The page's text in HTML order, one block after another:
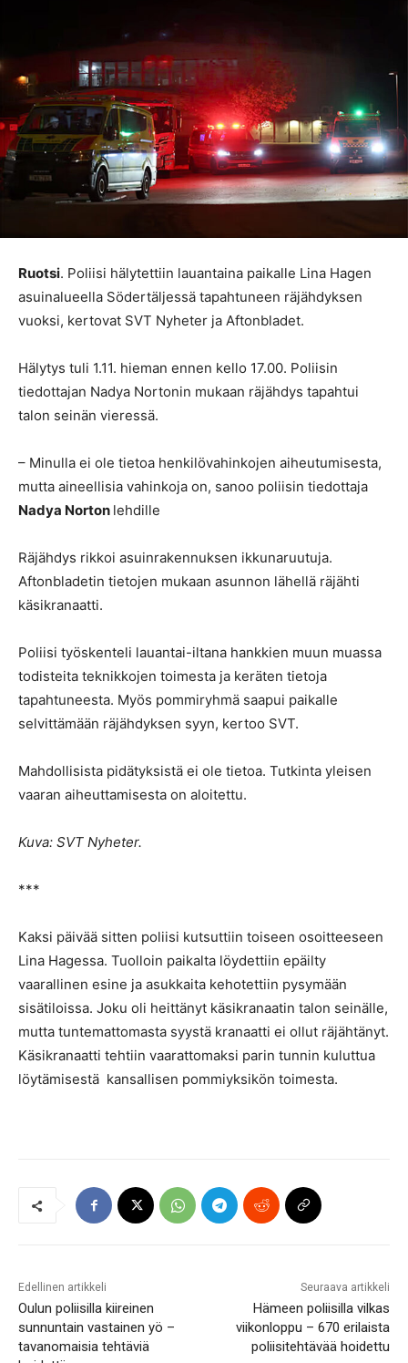
Ruotsi. Poliisi hälytettiin lauantaina paikalle Lina Hagen
asuinalueella Södertäljessä tapahtuneen räjähdyksen
vuoksi, kertovat SVT Nyheter ja Aftonbladet.
Hälytys tuli 1.11. hieman ennen kello 17.00. Poliisin
tiedottajan Nadya Nortonin mukaan räjähdys tapahtui
talon seinän vieressä.
– Minulla ei ole tietoa henkilövahinkojen aiheutumisesta,
mutta aineellisia vahinkoja on, sanoo poliisin tiedottaja
Nadya Norton lehdille
Räjähdys rikkoi asuinrakennuksen ikkunaruutuja.
Aftonbladetin tietojen mukaan asunnon lähellä räjähti
käsikranaatti.
Poliisi työskenteli lauantai-iltana hankkien muun muassa
todisteita teknikkojen toimesta ja keräten tietoja
tapahtuneesta. Myös pommiryhmä saapui paikalle
selvittämään räjähdyksen syyn, kertoo SVT.
Mahdollisista pidätyksistä ei ole tietoa. Tutkinta yleisen
vaaran aiheuttamisesta on aloitettu.
Kuva: SVT Nyheter.
***
Kaksi päivää sitten poliisi kutsuttiin toiseen osoitteeseen
Lina Hagessa. Tuolloin paikalta löydettiin epäilty
vaarallinen esine ja asukkaita kehotettiin pysymään
sisätiloissa. Joku oli heittänyt käsikranaatin talon seinälle,
mutta tuntemattomasta syystä kranaatti ei ollut räjähtänyt.
Käsikranaatti tehtiin vaarattomaksi parin tunnin kuluttua
löytämisestä kansallisen pommiyksikön toimesta.
Edellinen artikkeli
Oulun poliisilla kiireinen
sunnuntain vastainen yö –
tavanomaisia tehtäviä
Seuraava artikkeli
Hämeen poliisilla vilkas
viikonloppu – 670 erilaista
poliisitehtävää hoidettu